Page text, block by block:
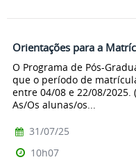
Orientações para a
O Programa de Pós-
que o período de
entre 04/08 e 22/08/2025.
As/Os alunas/os...
31/07/25
10h07